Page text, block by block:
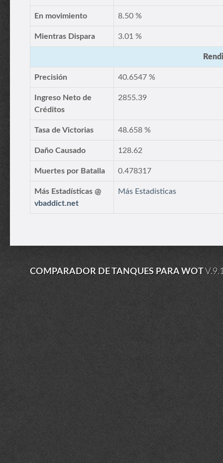
En movimiento 8.50 %
Mientras Dispara 3.01 %
Precisión 40.6547 %
Ingreso Neto de
Créditos
2855.39
Tasa de Victorias 48.658 %
Daño Causado 128.62
Muertes por Batalla 0.478317
Más Estadísticas @
vbaddict.net
Más Estadísticas
COMPARADOR DE TANQUES PARA WOT